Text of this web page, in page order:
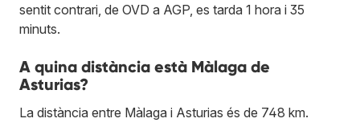
sentit contrari, de OVD a AGP, es tarda 1 hora i 35
minuts.
A quina distància està Màlaga de
Asturias?
La distància entre Màlaga i Asturias és de 748 km.